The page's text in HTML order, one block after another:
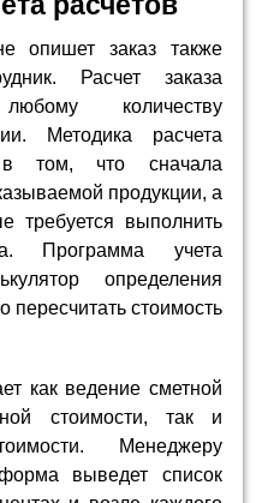
опишет заказ также
Расчет заказа
количеству
Методика расчета
в том, что сначала
продукции, а
требуется выполнить
Программа учета
определения
пересчитать стоимость
как ведение сметной
стоимости, так и
Менеджеру
выведет список